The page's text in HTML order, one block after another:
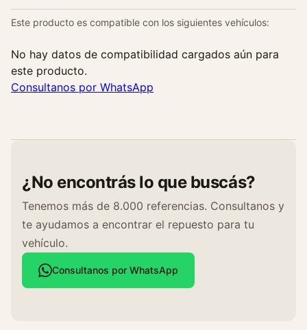
Este producto es compatible con los siguientes vehículos:
No hay datos de compatibilidad cargados aún para
este producto.
Consultanos por WhatsApp
¿No encontrás lo que buscás?
Tenemos más de 8.000 referencias. Consultanos y
te ayudamos a encontrar el repuesto para tu
vehículo.
Consultanos por WhatsApp